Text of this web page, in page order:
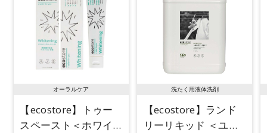
オーラルケア
【ecostore】トゥー
スペースト＜ホワイ
洗たく用液体洗剤
【ecostore】ランド
リーリキッド ＜ユー